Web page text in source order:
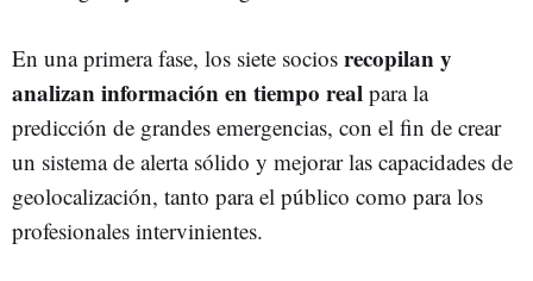
En una primera fase, los siete socios recopilan y
analizan información en tiempo real para la
predicción de grandes emergencias, con el fin de crear
un sistema de alerta sólido y mejorar las capacidades de
geolocalización, tanto para el público como para los
profesionales intervinientes.